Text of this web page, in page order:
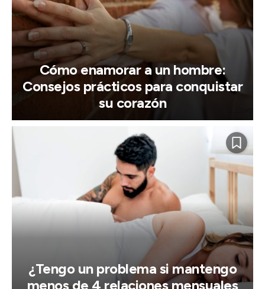
Cómo enamorar a un hombre:
Consejos prácticos para conquistar
su corazón
¿Tengo un problema si mantengo
menos de 4 relaciones mensuales